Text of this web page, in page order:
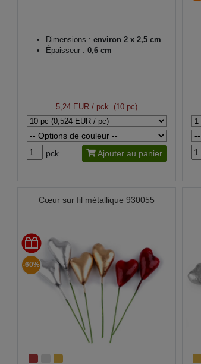
Dimensions : environ 2 x 2,5 cm
Épaisseur : 0,6 cm
5,24 EUR/ pck. (10 pc)
pck. Ajouter au panier
Cœur sur fil métallique 930055
-60%